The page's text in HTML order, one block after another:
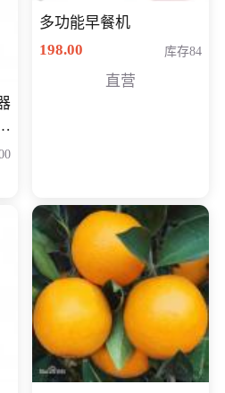
多功能早餐机
198.00
库存84
直营